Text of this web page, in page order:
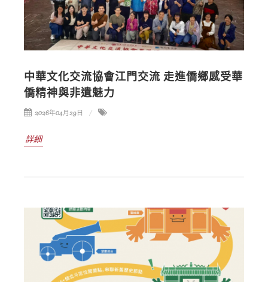
中華文化交流協會江門交流 走進僑鄉感受華
僑精神與非遺魅力
2026年04月29日
詳細